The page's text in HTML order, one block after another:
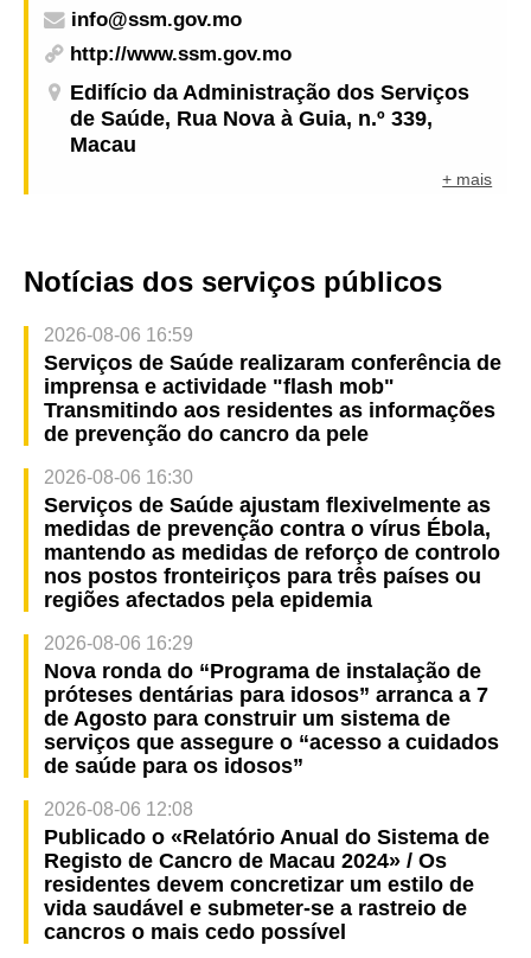
info@ssm.gov.mo
http://www.ssm.gov.mo
Edifício da Administração dos Serviços
de Saúde, Rua Nova à Guia, n.º 339,
Macau
+ mais
Notícias dos serviços públicos
2026-08-06 16:59
Serviços de Saúde realizaram conferência de
imprensa e actividade "flash mob"
Transmitindo aos residentes as informações
de prevenção do cancro da pele
2026-08-06 16:30
Serviços de Saúde ajustam flexivelmente as
medidas de prevenção contra o vírus Ébola,
mantendo as medidas de reforço de controlo
nos postos fronteiriços para três países ou
regiões afectados pela epidemia
2026-08-06 16:29
Nova ronda do “Programa de instalação de
próteses dentárias para idosos” arranca a 7
de Agosto para construir um sistema de
serviços que assegure o “acesso a cuidados
de saúde para os idosos”
2026-08-06 12:08
Publicado o «Relatório Anual do Sistema de
Registo de Cancro de Macau 2024» / Os
residentes devem concretizar um estilo de
vida saudável e submeter-se a rastreio de
cancros o mais cedo possível